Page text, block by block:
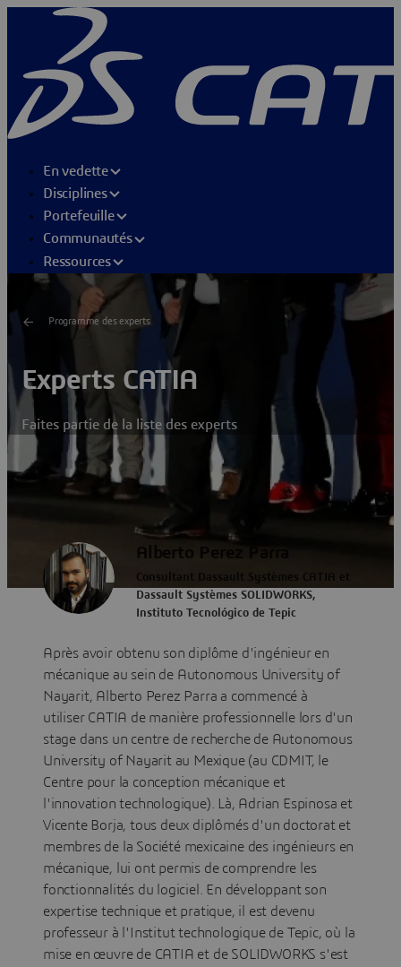
En vedette
Disciplines
Portefeuille
Communautés
Ressources
Programme des experts
Experts CATIA
Faites partie de la liste des experts
Alberto Perez Parra
Consultant Dassault Systèmes CATIA et
Dassault Systèmes SOLIDWORKS,
Instituto Tecnológico de Tepic
Après avoir obtenu son diplôme d'ingénieur en
mécanique au sein de Autonomous University of
Nayarit, Alberto Perez Parra a commencé à
utiliser CATIA de manière professionnelle lors d'un
stage dans un centre de recherche de Autonomous
University of Nayarit au Mexique (au CDMIT, le
Centre pour la conception mécanique et
l'innovation technologique). Là, Adrian Espinosa et
Vicente Borja, tous deux diplômés d'un doctorat et
membres de la Société mexicaine des ingénieurs en
mécanique, lui ont permis de comprendre les
fonctionnalités du logiciel. En développant son
expertise technique et pratique, il est devenu
professeur à l'Institut technologique de Tepic, où la
mise en œuvre de CATIA et de SOLIDWORKS s'est